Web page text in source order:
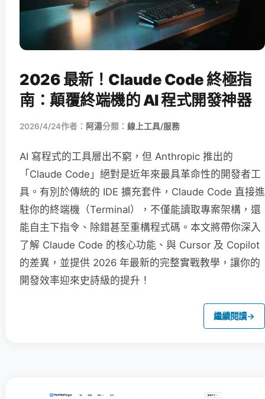
2026 最新！Claude Code 終極指
南：顛覆終端機的 AI 程式開發神器
2026/4/24作者： 阿湯分類： 線上工具/服務
AI 寫程式的工具層出不窮，但 Anthropic 推出的
「Claude Code」絕對是近年來最具革命性的開發者工
具。有別於傳統的 IDE 擴充套件，Claude Code 直接進
駐你的終端機（Terminal），不僅能讀取專案架構，還
能自主下指令、除錯甚至重構程式碼。本文將帶你深入
了解 Claude Code 的核心功能、與 Cursor 及 Copilot
的差異，並提供 2026 年最新的完整實戰教學，讓你的
開發效率迎來史詩級的提升！
繼續閱讀→